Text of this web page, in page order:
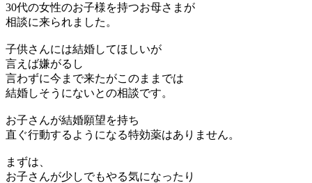
30代の女性のお子様を持つお母さまが
相談に来られました。
子供さんには結婚してほしいが
言えば嫌がるし
言わずに今まで来たがこのままでは
結婚しそうにないとの相談です。
お子さんが結婚願望を持ち
直ぐ行動するようになる特効薬はありません。
まずは、
お子さんが少しでもやる気になったり